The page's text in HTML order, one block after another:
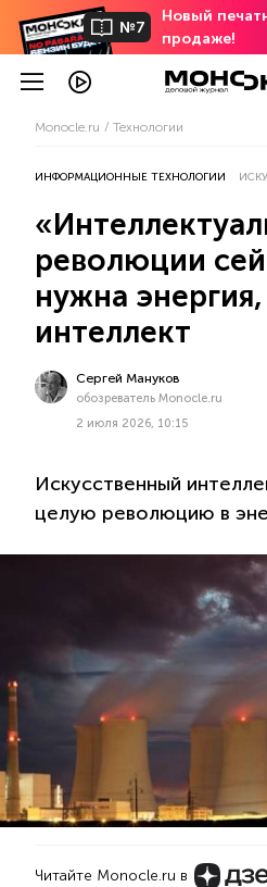
№7
Новый
продаже!
Monocle.ru Технологии
ИНФОРМАЦИОННЫЕ ТЕХНОЛОГИИ
революции
нужна
интеллект
Сергей Мануков
обозреватель Monocle.ru
2 июля 2026, 10:15
Искусственный
целую революцию в
Читайте Monocle.ru в